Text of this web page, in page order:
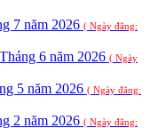
7 năm 2026 ( Ngày đăng:
6 năm 2026 ( Ngày
5 năm 2026 ( Ngày đăng:
2 năm 2026 ( Ngày đăng: